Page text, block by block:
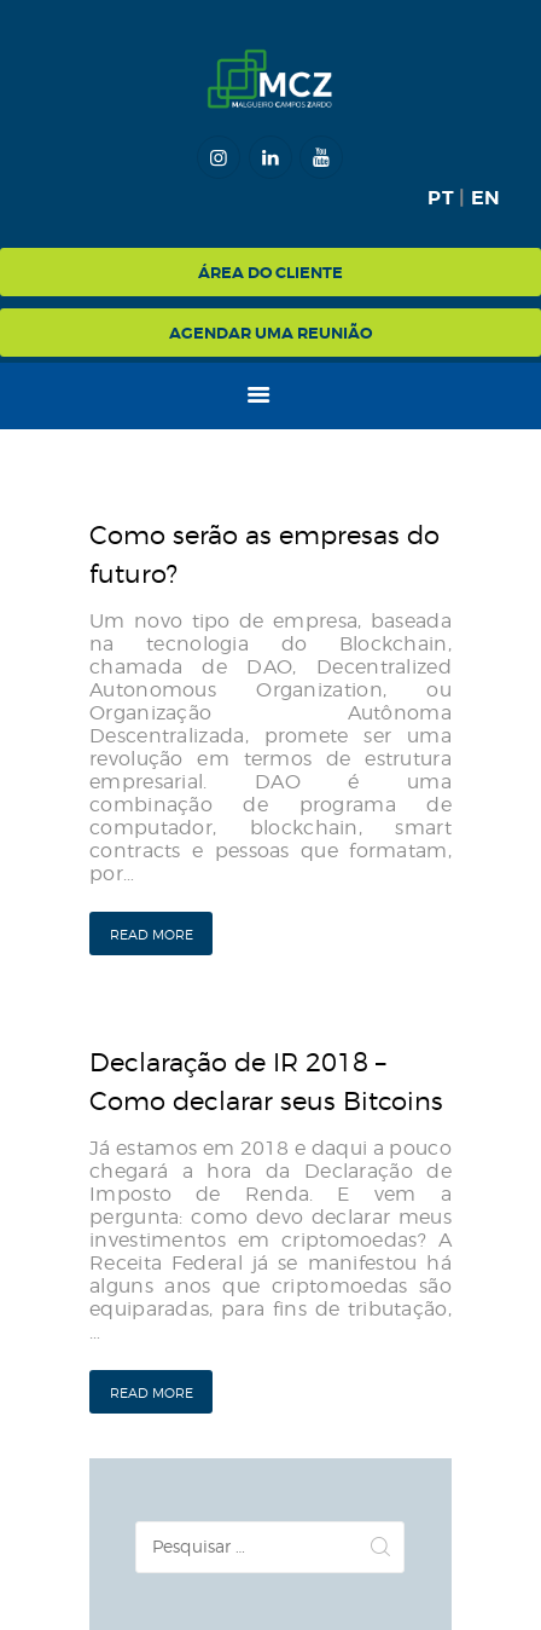
PT| EN
ÁREA DO CLIENTE
AGENDAR UMA REUNIÃO
NA MÍDIA
BLOG
CONTATO
Como serão as empresas do
futuro?
Um novo tipo de empresa, baseada
na tecnologia do Blockchain,
chamada de DAO, Decentralized
Autonomous Organization, ou
Organização Autônoma
Descentralizada, promete ser uma
revolução em termos de estrutura
empresarial. DAO é uma
combinação de programa de
computador, blockchain, smart
contracts e pessoas que formatam,
por…
READ MORE
Declaração de IR 2018 –
Como declarar seus Bitcoins
Já estamos em 2018 e daqui a pouco
chegará a hora da Declaração de
Imposto de Renda. E vem a
pergunta: como devo declarar meus
investimentos em criptomoedas? A
Receita Federal já se manifestou há
alguns anos que criptomoedas são
equiparadas, para fins de tributação,
…
READ MORE
por: